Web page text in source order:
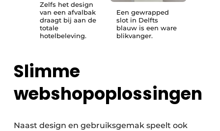
Zelfs het design
van een afvalbak
draagt bij aan de
totale
hotelbeleving.
Een gewrapped
slot in Delfts
blauw is een ware
blikvanger.
Slimme
webshopoplossingen
Naast design en gebruiksgemak speelt ook